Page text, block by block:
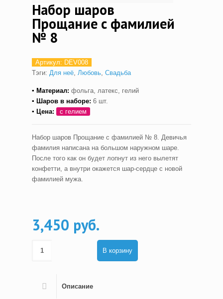
Набор шаров
Прощание с фамилией
№ 8
Артикул: DEV008
Тэги: Для неё, Любовь, Свадьба
▪ Материал: фольга, латекс, гелий
▪ Шаров в наборе: 6 шт.
▪ Цена:
с гелием
Набор шаров Прощание с фамилией № 8. Девичья
фамилия написана на большом наружном шаре.
После того как он будет лопнут из него вылетят
конфетти, а внутри окажется шар-сердце с новой
фамилией мужа.
3,450 руб.
В корзину
Описание